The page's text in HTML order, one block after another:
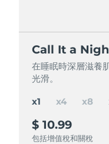
Call It a
在睡眠時深層滋養
光滑。
$ 10.99
包括增值稅和關稅
Call It a
在睡眠時深層滋養
光滑。
$ 37 $ 43.96
包括增值稅和關稅
Call It a
在睡眠時深層滋養
光滑。
$ 65 $ 87.92
包括增值稅和關稅
Call It a
在睡眠時深層滋養
光滑。
$ 85 $ 131.88
包括增值稅和關稅
x1 x4 x8